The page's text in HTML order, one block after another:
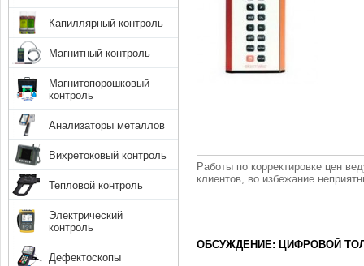
Работы по корректировке цен
клиентов, во избежание
ОБСУЖДЕНИЕ: ЦИФРОВОЙ
Капиллярный контроль
Магнитный контроль
Магнитопорошковый
контроль
Анализаторы металлов
Вихретоковый контроль
Тепловой контроль
Электрический
контроль
Дефектоскопы